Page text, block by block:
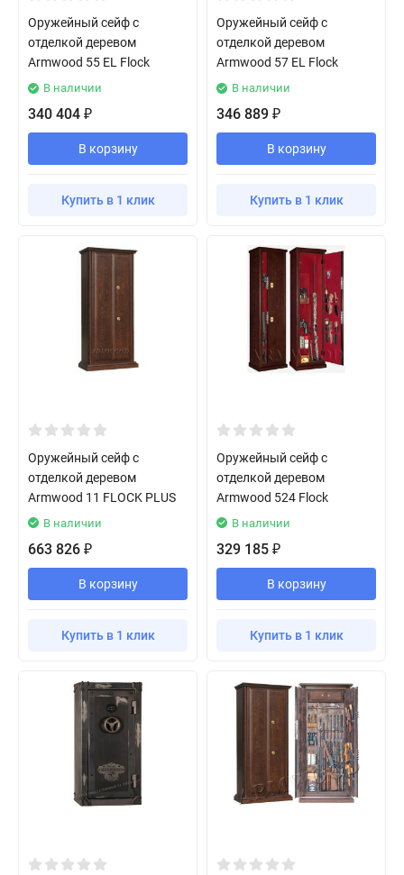
Оружейный сейф с
отделкой деревом
Armwood 55 EL Flock
В наличии
340 404 ₽
В корзину
Купить в 1 клик
Оружейный сейф с
отделкой деревом
Armwood 57 EL Flock
В наличии
346 889 ₽
В корзину
Купить в 1 клик
Оружейный сейф с
отделкой деревом
Armwood 11 FLOCK PLUS
В наличии
663 826 ₽
В корзину
Купить в 1 клик
Оружейный сейф с
отделкой деревом
Armwood 524 Flock
В наличии
329 185 ₽
В корзину
Купить в 1 клик